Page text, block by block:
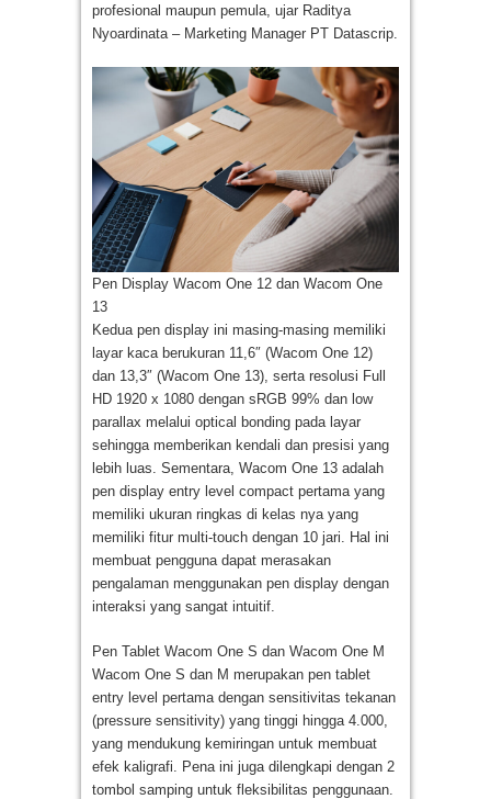
profesional maupun pemula, ujar Raditya
Nyoardinata – Marketing Manager PT Datascrip.
Pen Display Wacom One 12 dan Wacom One
13
Kedua pen display ini masing-masing memiliki
layar kaca berukuran 11,6″ (Wacom One 12)
dan 13,3″ (Wacom One 13), serta resolusi Full
HD 1920 x 1080 dengan sRGB 99% dan low
parallax melalui optical bonding pada layar
sehingga memberikan kendali dan presisi yang
lebih luas. Sementara, Wacom One 13 adalah
pen display entry level compact pertama yang
memiliki ukuran ringkas di kelas nya yang
memiliki fitur multi-touch dengan 10 jari. Hal ini
membuat pengguna dapat merasakan
pengalaman menggunakan pen display dengan
interaksi yang sangat intuitif.
Pen Tablet Wacom One S dan Wacom One M
Wacom One S dan M merupakan pen tablet
entry level pertama dengan sensitivitas tekanan
(pressure sensitivity) yang tinggi hingga 4.000,
yang mendukung kemiringan untuk membuat
efek kaligrafi. Pena ini juga dilengkapi dengan 2
tombol samping untuk fleksibilitas penggunaan.